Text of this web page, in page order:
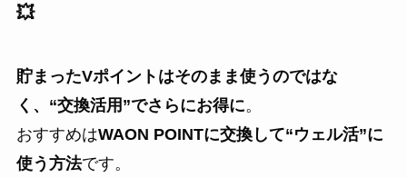
💥
貯まったVポイントはそのまま使うのではな
く、“交換活用”でさらにお得に。
おすすめはWAON POINTに交換して“ウェル活”に
使う方法です。